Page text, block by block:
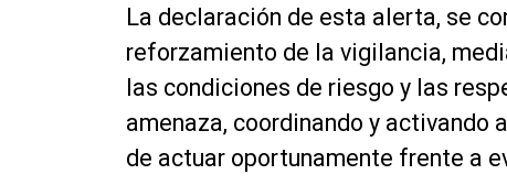
La declaración de esta alerta, se
reforzamiento de la vigilancia,
las condiciones de riesgo y las
amenaza, coordinando y activando
de actuar oportunamente frente a